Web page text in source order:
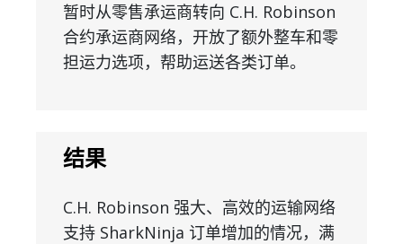
暂时从零售承运商转向 C.H. Robinson
合约承运商网络，开放了额外整车和零
担运力选项，帮助运送各类订单。
结果
C.H. Robinson 强大、高效的运输网络
支持 SharkNinja 订单增加的情况，满